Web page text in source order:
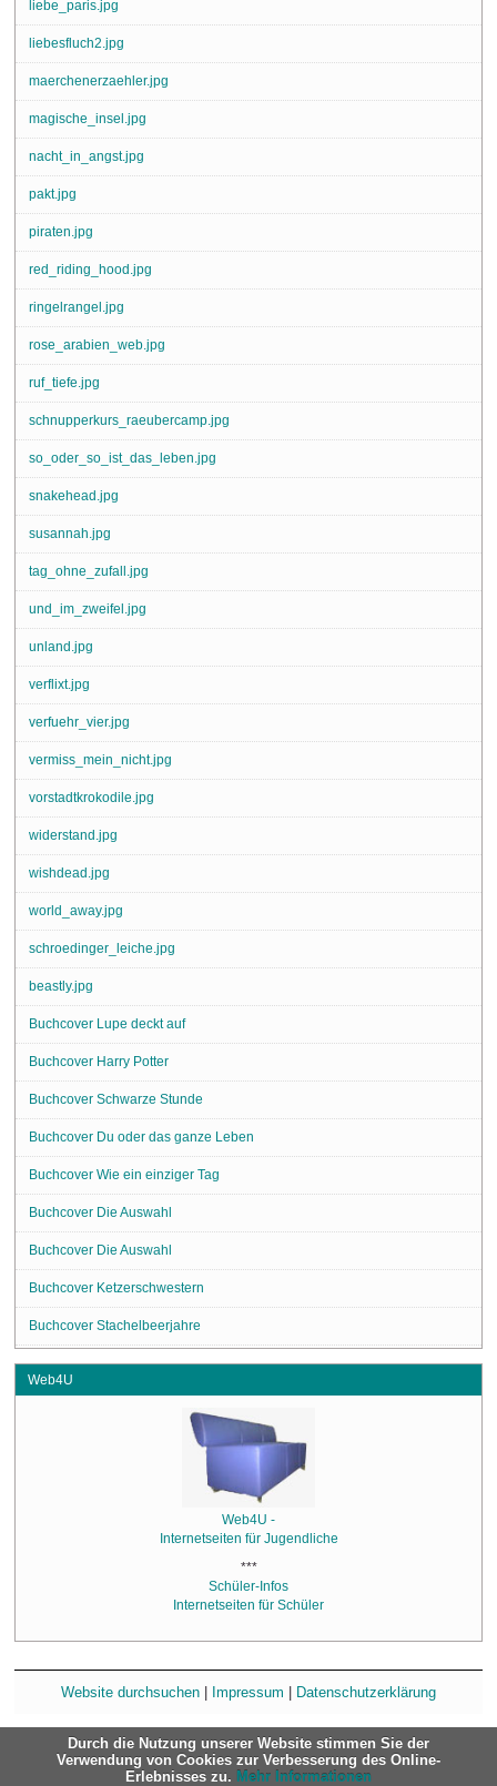
liebe_paris.jpg
liebesfluch2.jpg
maerchenerzaehler.jpg
magische_insel.jpg
nacht_in_angst.jpg
pakt.jpg
piraten.jpg
red_riding_hood.jpg
ringelrangel.jpg
rose_arabien_web.jpg
ruf_tiefe.jpg
schnupperkurs_raeubercamp.jpg
so_oder_so_ist_das_leben.jpg
snakehead.jpg
susannah.jpg
tag_ohne_zufall.jpg
und_im_zweifel.jpg
unland.jpg
verflixt.jpg
verfuehr_vier.jpg
vermiss_mein_nicht.jpg
vorstadtkrokodile.jpg
widerstand.jpg
wishdead.jpg
world_away.jpg
schroedinger_leiche.jpg
beastly.jpg
Buchcover Lupe deckt auf
Buchcover Harry Potter
Buchcover Schwarze Stunde
Buchcover Du oder das ganze Leben
Buchcover Wie ein einziger Tag
Buchcover Die Auswahl
Buchcover Die Auswahl
Buchcover Ketzerschwestern
Buchcover Stachelbeerjahre
Web4U
Web4U -
Internetseiten für Jugendliche
***
Schüler-Infos
Internetseiten für Schüler
Website durchsuchen Impressum Datenschutzerklärung
Durch die Nutzung unserer Website stimmen Sie der
Verwendung von Cookies zur Verbesserung des Online-
Erlebnisses zu. Mehr Informationen